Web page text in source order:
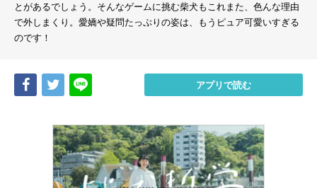
とがあるでしょう。そんなゲームに挑む柴犬もこれまた、色んな理由
で外しまくり。愛嬌や疑問たっぷりの姿は、もうピュア可愛いすぎる
のです！
Share Tweet アプリで読む